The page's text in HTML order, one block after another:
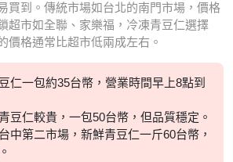
買到。傳統市場如台北的南門市場，價格
超市如全聯、家樂福，冷凍青豆仁選擇
價格通常比超市低兩成左右。
仁一包約35台幣，營業時間早上8點到
豆仁較貴，一包50台幣，但品質穩定。
中第二市場，新鮮青豆仁一斤60台幣，